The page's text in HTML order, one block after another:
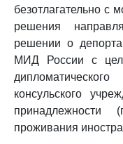
безотлагательно с
решения
решении о
МИД России с
консульского
принадлежности
проживания